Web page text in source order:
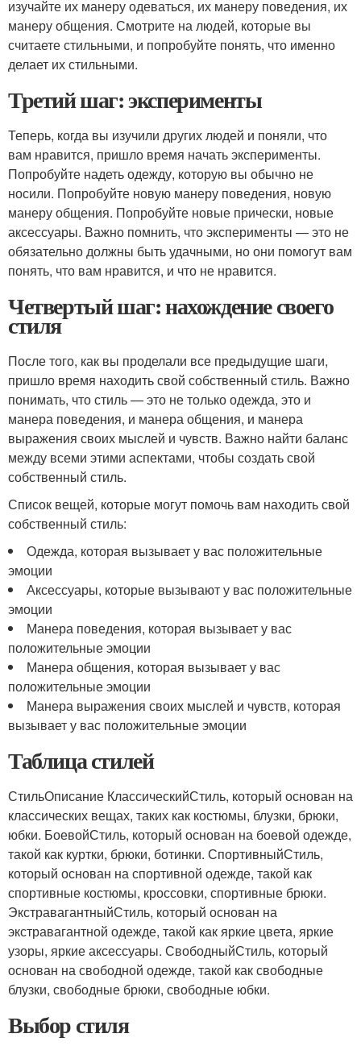
изучайте их манеру одеваться, их манеру поведения, их
манеру общения. Смотрите на людей, которые вы
считаете стильными, и попробуйте понять, что именно
делает их стильными.
Третий шаг: эксперименты
Теперь, когда вы изучили других людей и поняли, что
вам нравится, пришло время начать эксперименты.
Попробуйте надеть одежду, которую вы обычно не
носили. Попробуйте новую манеру поведения, новую
манеру общения. Попробуйте новые прически, новые
аксессуары. Важно помнить, что эксперименты — это не
обязательно должны быть удачными, но они помогут вам
понять, что вам нравится, и что не нравится.
Четвертый шаг: нахождение своего
стиля
После того, как вы проделали все предыдущие шаги,
пришло время находить свой собственный стиль. Важно
понимать, что стиль — это не только одежда, это и
манера поведения, и манера общения, и манера
выражения своих мыслей и чувств. Важно найти баланс
между всеми этими аспектами, чтобы создать свой
собственный стиль.
Список вещей, которые могут помочь вам находить свой
собственный стиль:
Одежда, которая вызывает у вас положительные
эмоции
Аксессуары, которые вызывают у вас положительные
эмоции
Манера поведения, которая вызывает у вас
положительные эмоции
Манера общения, которая вызывает у вас
положительные эмоции
Манера выражения своих мыслей и чувств, которая
вызывает у вас положительные эмоции
Таблица стилей
СтильОписание КлассическийСтиль, который основан на
классических вещах, таких как костюмы, блузки, брюки,
юбки. БоевойСтиль, который основан на боевой одежде,
такой как куртки, брюки, ботинки. СпортивныйСтиль,
который основан на спортивной одежде, такой как
спортивные костюмы, кроссовки, спортивные брюки.
ЭкстравагантныйСтиль, который основан на
экстравагантной одежде, такой как яркие цвета, яркие
узоры, яркие аксессуары. СвободныйСтиль, который
основан на свободной одежде, такой как свободные
блузки, свободные брюки, свободные юбки.
Выбор стиля